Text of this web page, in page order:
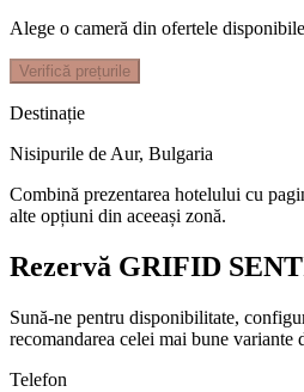
Alege o cameră din ofertele
Verifică prețurile
Destinație
Nisipurile de Aur, Bulgaria
Combină prezentarea hotelului cu
alte opțiuni din aceeași zonă.
Rezervă GRIFID
Sună-ne pentru disponibilitate,
recomandarea celei mai bune variante
Telefon